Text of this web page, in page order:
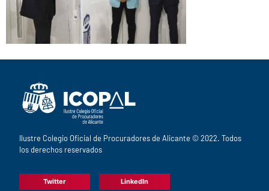
Ilustre Colegio Oficial de Procuradores de Alicante © 2022. Todos
los derechos reservados
Twitter LinkedIn